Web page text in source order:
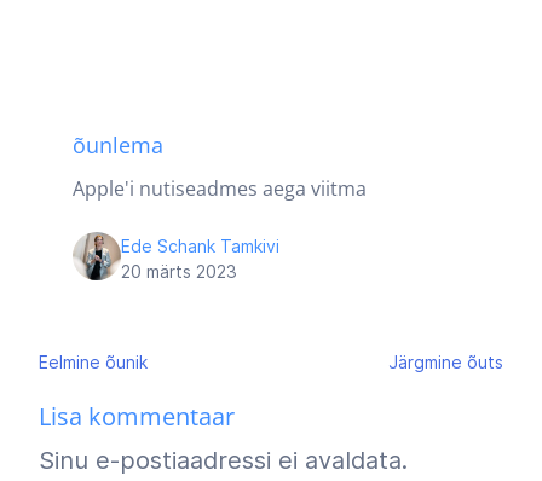
õunlema
Apple'i nutiseadmes aega viitma
Ede Schank Tamkivi
20 märts 2023
Navigeerimine
Eelmine õunik Järgmine õuts
Lisa kommentaar
Sinu e-postiaadressi ei avaldata.